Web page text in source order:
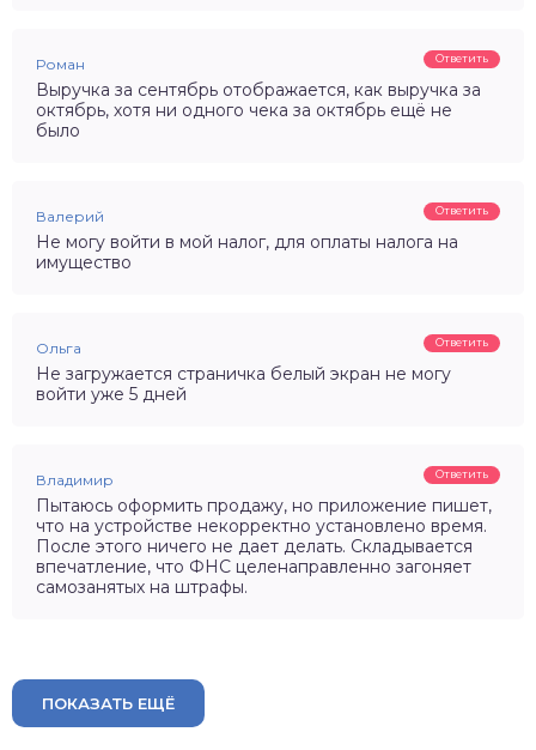
Роман Ответить
Выручка за сентябрь отображается, как выручка за
октябрь, хотя ни одного чека за октябрь ещё не
было
Валерий Ответить
Не могу войти в мой налог, для оплаты налога на
имущество
Ольга Ответить
Не загружается страничка белый экран не могу
войти уже 5 дней
Владимир Ответить
Пытаюсь оформить продажу, но приложение пишет,
что на устройстве некорректно установлено время.
После этого ничего не дает делать. Складывается
впечатление, что ФНС целенаправленно загоняет
самозанятых на штрафы.
ПОКАЗАТЬ ЕЩЁ